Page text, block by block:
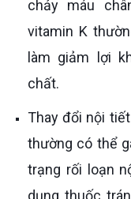
chảy máu
vitamin K
làm giảm lợi
chất.
Thay đổi nội tiết tố: Hormone cơ thể thay đổi thất
thường có thể
trạng rối loạn
dụng thuốc